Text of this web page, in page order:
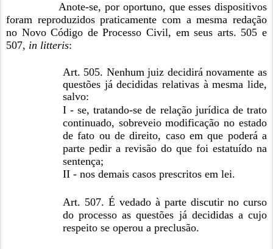
Anote-se, por oportuno, que esses dispositivos
foram reproduzidos praticamente com a mesma redação
no Novo Código de Processo Civil, em seus arts. 505 e
507, in litteris:
Art. 505. Nenhum juiz decidirá novamente as
questões já decididas relativas à mesma lide,
salvo:
I - se, tratando-se de relação jurídica de trato
continuado, sobreveio modificação no estado
de fato ou de direito, caso em que poderá a
parte pedir a revisão do que foi estatuído na
sentença;
II - nos demais casos prescritos em lei.
Art. 507. É vedado à parte discutir no curso
do processo as questões já decididas a cujo
respeito se operou a preclusão.